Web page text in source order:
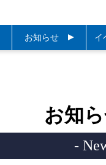
お知らせ イ
お知
-